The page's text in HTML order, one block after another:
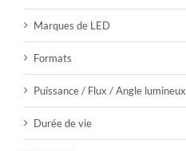
Marques de LED
Formats
Puissance / Flux / Angle lumineux
Durée de vie